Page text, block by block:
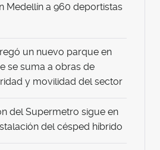
Medellín a 960 deportistas
un nuevo parque en
se suma a obras de
y movilidad del sector
del Supermetro sigue en
del césped híbrido